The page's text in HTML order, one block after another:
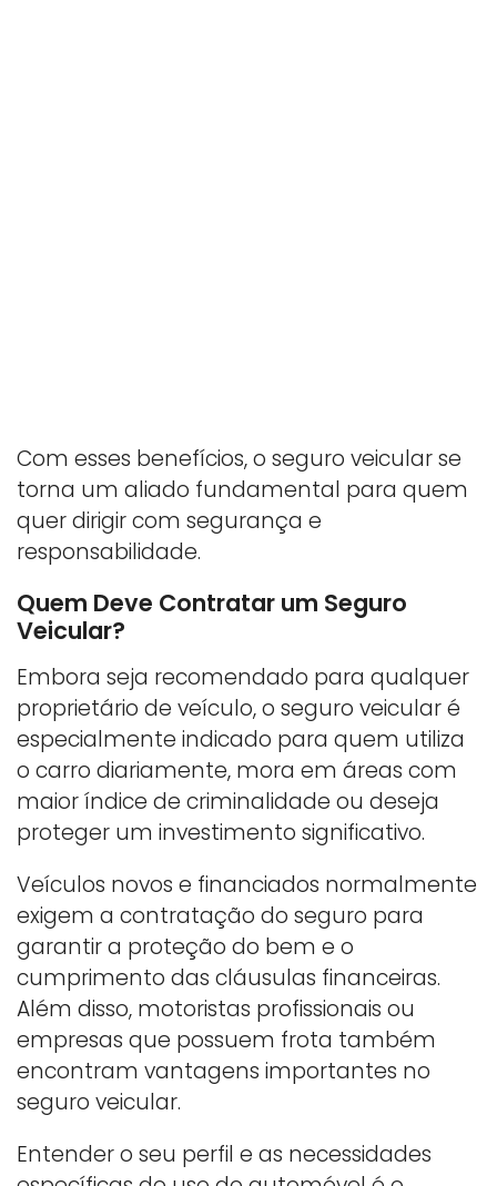
Com esses benefícios, o seguro veicular se
torna um aliado fundamental para quem
quer dirigir com segurança e
responsabilidade.
Quem Deve Contratar um Seguro
Veicular?
Embora seja recomendado para qualquer
proprietário de veículo, o seguro veicular é
especialmente indicado para quem utiliza
o carro diariamente, mora em áreas com
maior índice de criminalidade ou deseja
proteger um investimento significativo.
Veículos novos e financiados normalmente
exigem a contratação do seguro para
garantir a proteção do bem e o
cumprimento das cláusulas financeiras.
Além disso, motoristas profissionais ou
empresas que possuem frota também
encontram vantagens importantes no
seguro veicular.
Entender o seu perfil e as necessidades